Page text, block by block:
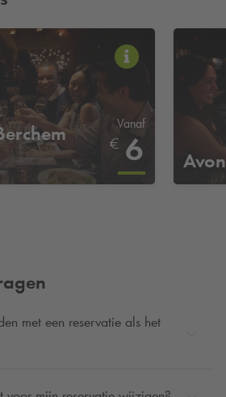
Vanaf
€ 6
met een reservatie als het